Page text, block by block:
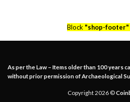
Block "shop-footer"
As per the Law – Items older than 100 years
without prior permission of Archaeological
Copyright 2026 ©